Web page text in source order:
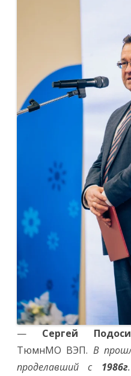
— Сергей
ТюмнМО ВЭП. В
проделавший с 1986г